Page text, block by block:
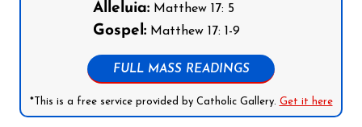
Alleluia:Matthew 17: 5
Gospel:Matthew 17: 1-9
FULL MASS READINGS
*This is a free service provided by Catholic Gallery. Get it here